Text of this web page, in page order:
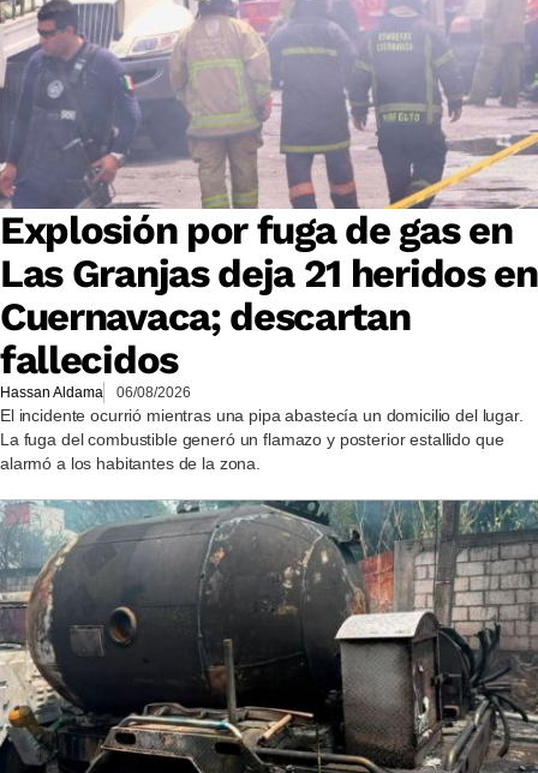
Explosión por fuga de gas en
Las Granjas deja 21 heridos en
Cuernavaca; descartan
fallecidos
Hassan Aldama 06/08/2026
El incidente ocurrió mientras una pipa abastecía un domicilio del lugar.
La fuga del combustible generó un flamazo y posterior estallido que
alarmó a los habitantes de la zona.